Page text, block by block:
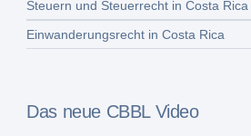
Steuern und Steuerrecht in Costa Rica
Einwanderungsrecht in Costa Rica
Das neue CBBL Video